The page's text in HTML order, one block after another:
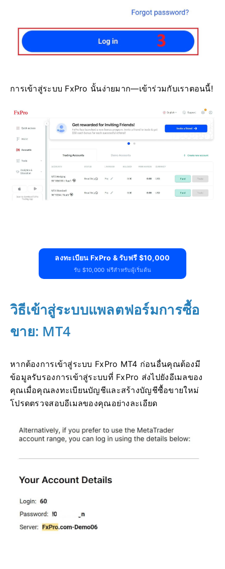
การเข้าสู่ระบบ FxPro นั้นง่ายมาก—เข้าร่วมกับเราตอนนี้!
ลงทะเบียน FxPro & รับฟรี $10,000
รับ $10,000 ฟรีสำหรับผู้เริ่มต้น
วิธีเข้าสู่ระบบแพลตฟอร์มการซื้อ
ขาย: MT4
หากต้องการเข้าสู่ระบบ FxPro MT4 ก่อนอื่นคุณต้องมี
ข้อมูลรับรองการเข้าสู่ระบบที่ FxPro ส่งไปยังอีเมลของ
คุณเมื่อคุณลงทะเบียนบัญชีและสร้างบัญชีซื้อขายใหม่
โปรดตรวจสอบอีเมลของคุณอย่างละเอียด